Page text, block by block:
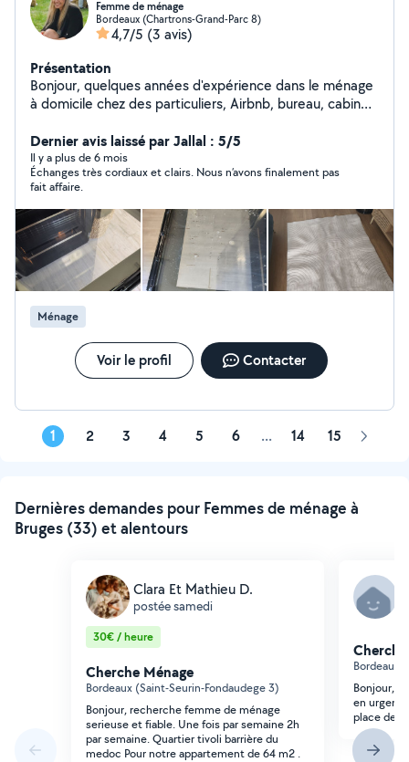
Femme de ménage
Bordeaux (Chartrons-Grand-Parc 8)
4,7/5 (3 avis)
Présentation
Bonjour, quelques années d'expérience dans le ménage
à domicile chez des particuliers, Airbnb, bureau, cabinet
domicile chez les personnes âgées, aides aux repas,
livraison de courses, gardes d'enfants. Je suis ponctuelle
et sérieuse.
Dernier avis laissé par Jallal : 5/5
Il y a plus de 6 mois
Échanges très cordiaux et clairs. Nous n’avons finalement pas
fait affaire.
Ménage
Voir le profil Contacter
1 2 3 4 5 6 ... 14 15 Page
Dernières demandes pour Femmes de ménage à
Bruges (33) et alentours
Clara Et Mathieu D.
postée samedi
30€ / heure
Cherche Ménage
Bordeaux (Saint-Seurin-Fondaudege 3)
Bonjour, recherche femme de ménage
serieuse et fiable. Une fois par semaine 2h
par semaine. Quartier tivoli barrière du
medoc Pour notre appartement de 64 m2 .
Bordeaux
Bonjour,
en
place de